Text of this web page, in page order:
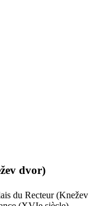
dvor)
du Recteur (Knežev